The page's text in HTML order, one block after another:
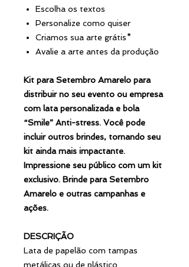
Escolha os textos
Personalize como quiser
Criamos sua arte grátis*
Avalie a arte antes da produção
Kit para Setembro Amarelo para
distribuir no seu evento ou empresa
com lata personalizada e bola
“Smile” Anti-stress. Você pode
incluir outros brindes, tornando seu
kit ainda mais impactante.
Impressione seu público com um kit
exclusivo. Brinde para Setembro
Amarelo e outras campanhas e
ações.
DESCRIÇÃO
Lata de papelão com tampas
metálicas ou de plástico